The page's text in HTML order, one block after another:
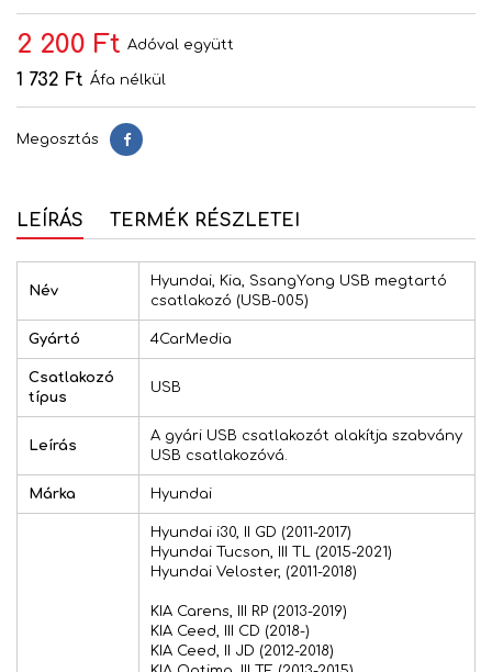
2 200 Ft Adóval együtt
1 732 Ft Áfa nélkül
Megosztás Megosztás
LEÍRÁS TERMÉK RÉSZLETEI
Név
Hyundai, Kia, SsangYong USB megtartó
csatlakozó (USB-005)
Gyártó 4CarMedia
Csatlakozó
típus
USB
Leírás
A gyári USB csatlakozót alakítja szabvány
USB csatlakozóvá.
Márka Hyundai
Hyundai i30, II GD (2011-2017)
Hyundai Tucson, III TL (2015-2021)
Hyundai Veloster, (2011-2018)
KIA Carens, III RP (2013-2019)
KIA Ceed, III CD (2018-)
KIA Ceed, II JD (2012-2018)